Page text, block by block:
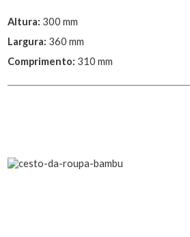
Altura: 300 mm
Largura: 360 mm
Comprimento: 310 mm